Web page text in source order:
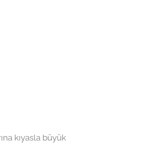
kıyasla büyük